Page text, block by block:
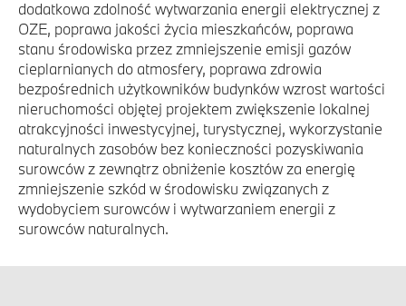
dodatkowa zdolność wytwarzania energii elektrycznej z
OZE, poprawa jakości życia mieszkańców, poprawa
stanu środowiska przez zmniejszenie emisji gazów
cieplarnianych do atmosfery, poprawa zdrowia
bezpośrednich użytkowników budynków wzrost wartości
nieruchomości objętej projektem zwiększenie lokalnej
atrakcyjności inwestycyjnej, turystycznej, wykorzystanie
naturalnych zasobów bez konieczności pozyskiwania
surowców z zewnątrz obniżenie kosztów za energię
zmniejszenie szkód w środowisku związanych z
wydobyciem surowców i wytwarzaniem energii z
surowców naturalnych.